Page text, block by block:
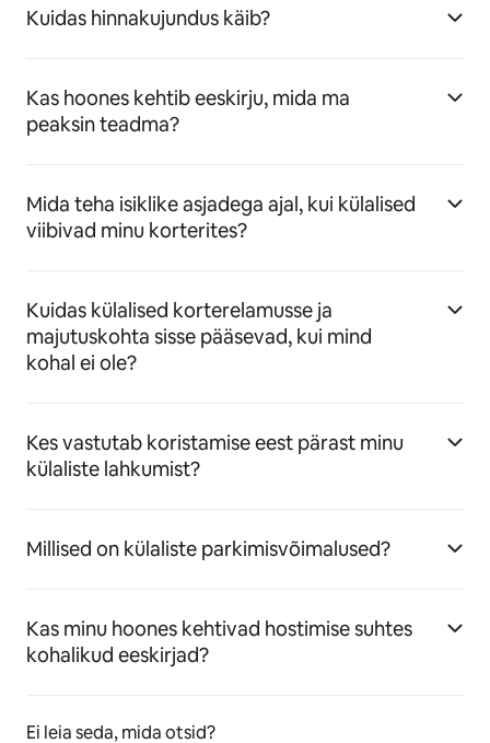
Kuidas hinnakujundus käib?
Kas hoones kehtib eeskirju, mida ma
peaksin teadma?
Mida teha isiklike asjadega ajal, kui külalised
viibivad minu korterites?
Kuidas külalised korterelamusse ja
majutuskohta sisse pääsevad, kui mind
kohal ei ole?
Kes vastutab koristamise eest pärast minu
külaliste lahkumist?
Millised on külaliste parkimisvõimalused?
Kas minu hoones kehtivad hostimise suhtes
kohalikud eeskirjad?
Ei leia seda, mida otsid?